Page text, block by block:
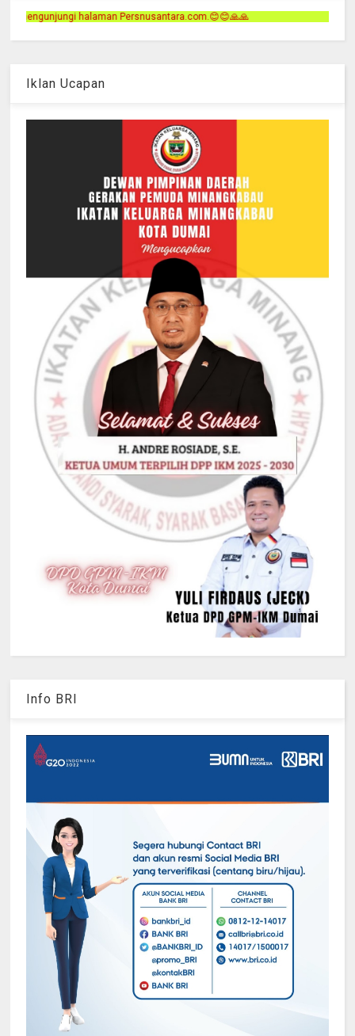
Iklan Ucapan
Info BRI